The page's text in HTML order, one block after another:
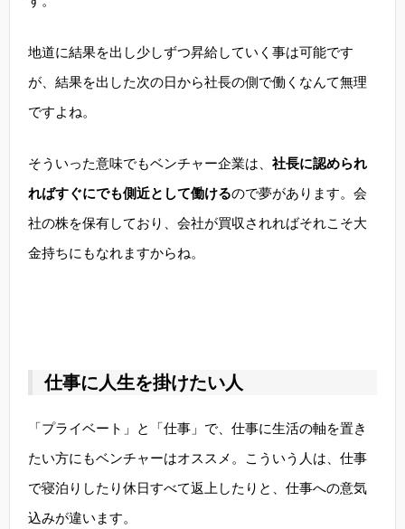
地道に結果を出し少しずつ昇給していく事は可能です
が、結果を出した次の日から社長の側で働くなんて無理
ですよね。
そういった意味でもベンチャー企業は、 社長に認められ
ればすぐにでも側近として働けるので夢があります。会
社の株を保有しており、会社が買収されればそれこそ大
金持ちにもなれますからね。
仕事に人生を掛けたい人
「プライベート」と「仕事」で、仕事に生活の軸を置き
たい方にもベンチャーはオススメ。こういう人は、仕事
で寝泊りしたり休日すべて返上したりと、仕事への意気
込みが違います。